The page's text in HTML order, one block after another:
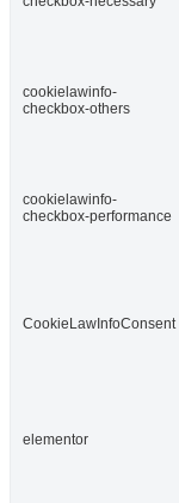
cookielawinfo-
checkbox-others
cookielawinfo-
checkbox-performance
CookieLawInfoConsent
elementor